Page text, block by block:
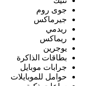
جوى روم
جيرماكس
ريدمي
ريماكس
يوجرين
بطاقات الذاكرة
جرابات موبايل
حوامل للموبايلات